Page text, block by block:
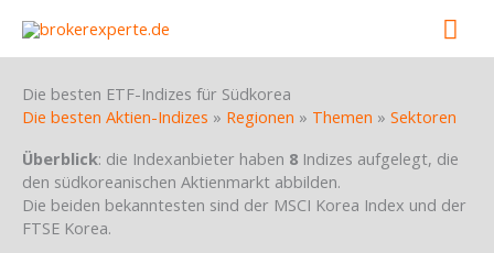
content
Die besten ETF-Indizes für Südkorea
Die besten Aktien-Indizes » Regionen » Themen » Sektoren
Überblick: die Indexanbieter haben 8 Indizes aufgelegt, die
den südkoreanischen Aktienmarkt abbilden.
Die beiden bekanntesten sind der MSCI Korea Index und der
FTSE Korea.